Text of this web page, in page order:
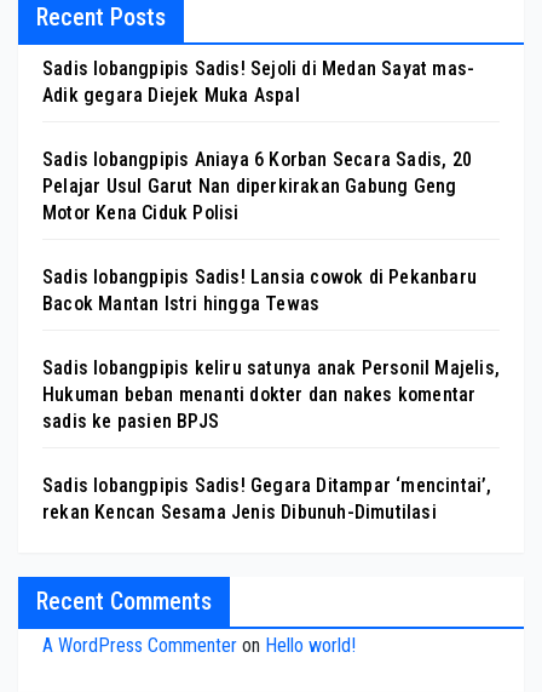
Recent Posts
Sadis lobangpipis Sadis! Sejoli di Medan Sayat mas-
Adik gegara Diejek Muka Aspal
Sadis lobangpipis Aniaya 6 Korban Secara Sadis, 20
Pelajar Usul Garut Nan diperkirakan Gabung Geng
Motor Kena Ciduk Polisi
Sadis lobangpipis Sadis! Lansia cowok di Pekanbaru
Bacok Mantan Istri hingga Tewas
Sadis lobangpipis keliru satunya anak Personil Majelis,
Hukuman beban menanti dokter dan nakes komentar
sadis ke pasien BPJS
Sadis lobangpipis Sadis! Gegara Ditampar ‘mencintai’,
rekan Kencan Sesama Jenis Dibunuh-Dimutilasi
Recent Comments
A WordPress Commenter on Hello world!